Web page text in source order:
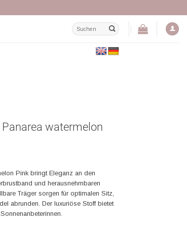
Suchen
nach:
watermelon
Pink bringt Eleganz an den
und herausnehmbaren
Träger sorgen für optimalen Sitz,
abrunden. Der luxuriöse Stoff bietet